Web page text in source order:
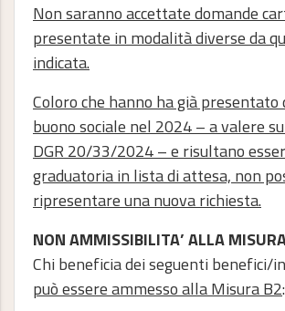
Non saranno accettate domande
presentate in modalità diverse da
indicata.
Coloro che hanno ha già presentato
buono sociale nel 2024 – a valere
DGR 20/33/2024 – e risultano
graduatoria in lista di attesa, non
ripresentare una nuova richiesta.
NON AMMISSIBILITA’ ALLA
Chi beneficia dei seguenti benefici/
può essere ammesso alla Misura B2: